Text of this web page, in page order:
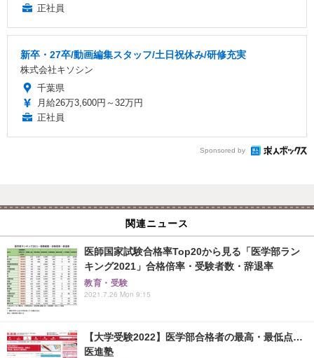
正社員
新卒・27卒/動画編集スタッフ/土日祝休み/研修充実
株式会社キソシン
千葉県
月給26万3,600円～32万円
正社員
Sponsored by
関連ニュース
医師国家試験合格率Top20から見る「医学部ラン
キング2021」合格倍率・受験者数・辞退率
教育・受験
2021.7.26 Mon 9:15
【大学受験2022】医学部合格者の最高・最低点…
医進塾